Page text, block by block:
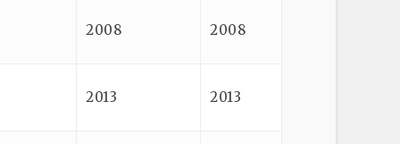
2008 2008
2013 2013